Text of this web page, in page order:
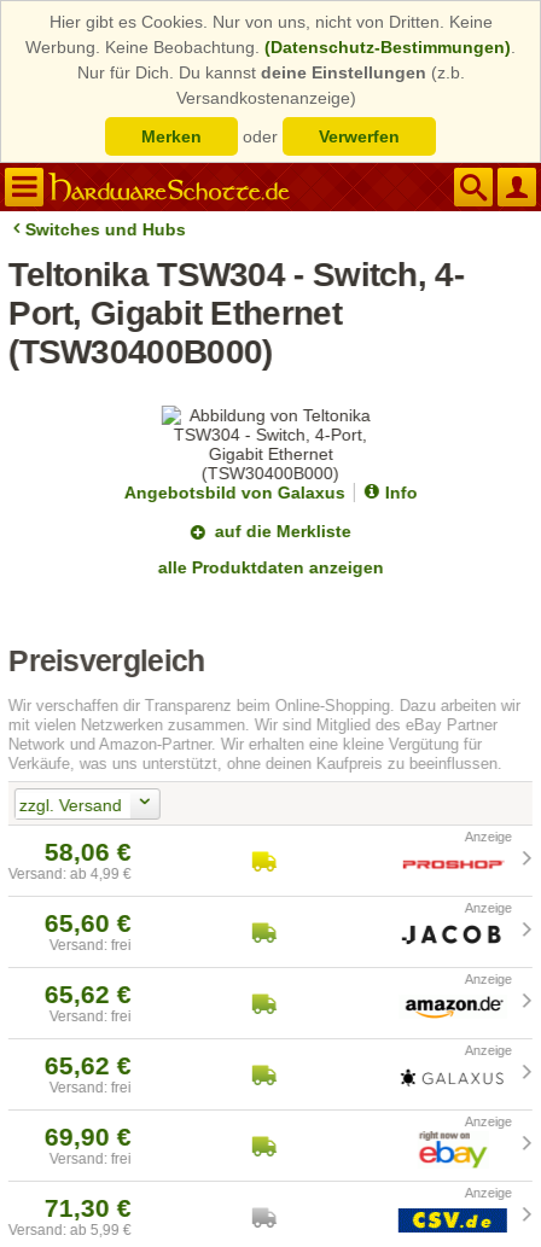
Hier gibt es Cookies. Nur von uns, nicht von Dritten. Keine
Werbung. Keine Beobachtung. (Datenschutz-Bestimmungen)
Nur für Dich. Du kannst deine Einstellungen (z.b.
Versandkostenanzeige)
Merken
oder Verwerfen
Switches und Hubs
Teltonika TSW304 - Switch, 4-
Port, Gigabit Ethernet
(TSW30400B000)
Angebotsbild von Galaxus
Info
auf die Merkliste
alle Produktdaten anzeigen
Preisvergleich
Wir verschaffen dir Transparenz beim Online-Shopping. Dazu arbeiten wir
mit vielen Netzwerken zusammen. Wir sind Mitglied des eBay Partner
Network und Amazon-Partner. Wir erhalten eine kleine Vergütung für
Verkäufe, was uns unterstützt, ohne deinen Kaufpreis zu beeinflussen.
zzgl. Versand
58,06 €
Versand: ab 4,99 €
65,60 €
Versand: frei
65,62 €
Versand: frei
65,62 €
Versand: frei
69,90 €
Versand: frei
71,30 €
Versand: ab 5,99 €